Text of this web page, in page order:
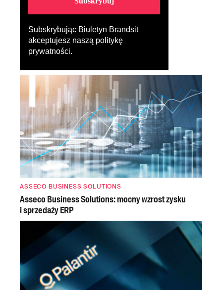
Subskrybując Biuletyn Brandsit
akceptujesz naszą politykę
prywatności.
ASSECO BUSINESS SOLUTIONS
Asseco Business Solutions: mocny wzrost zysku
i sprzedaży ERP